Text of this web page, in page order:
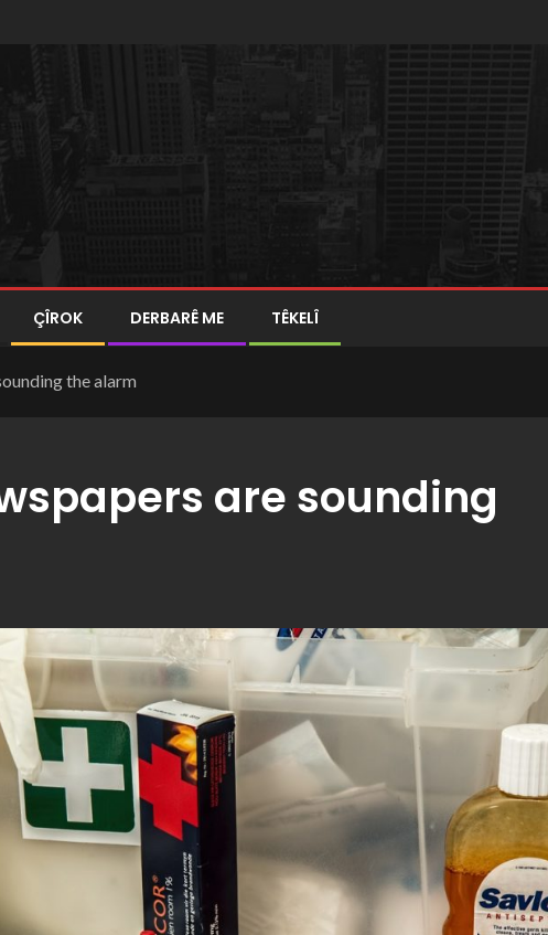
ÇÎROK DERBARÊ ME TÊKELÎ
the alarm
are sounding